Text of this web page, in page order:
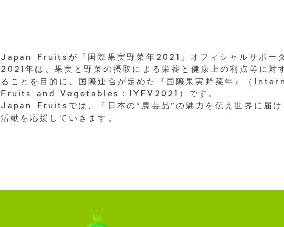
Japan Fruitsが『国際果実野菜年2021』オフィシャルサポー
2021年は、果実と野菜の摂取による栄養と健康上の利点等に対
ることを目的に、国際連合が定めた『国際果実野菜年』（
Fruits and Vegetables：IYFV2021）です。
Japan Fruitsでは、『日本の“農芸品”の魅力を伝え世界に届け
活動を応援していきます。